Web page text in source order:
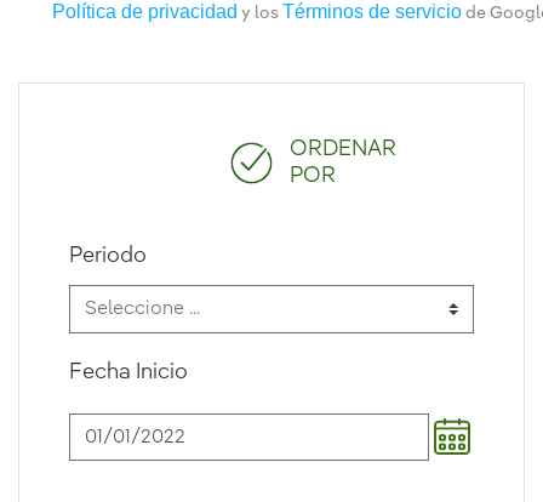
ORDENAR
POR
Fecha Inicio
Periodo
Política de privacidad y los Términos de servicio de